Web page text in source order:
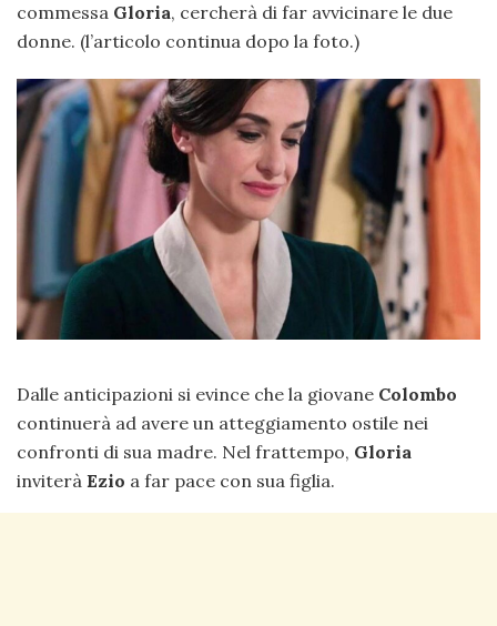
commessa Gloria, cercherà di far avvicinare le due
donne. (l’articolo continua dopo la foto.)
Dalle anticipazioni si evince che la giovane Colombo
continuerà ad avere un atteggiamento ostile nei
confronti di sua madre. Nel frattempo, Gloria
inviterà Ezio a far pace con sua figlia.